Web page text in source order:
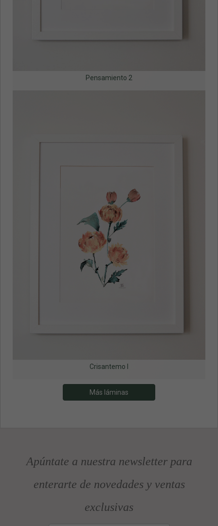
Pensamiento 2
Crisantemo I
Más láminas
Apúntate a nuestra newsletter para
enterarte de novedades y ventas
exclusivas